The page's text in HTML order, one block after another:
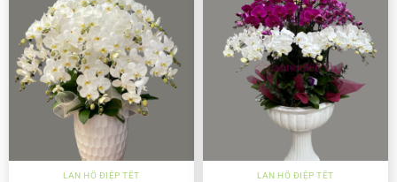
LAN HỒ ĐIỆP TẾT LAN HỒ ĐIỆP TẾT